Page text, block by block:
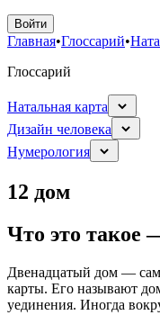
Войти
Главная•Глоссарий•
Глоссарий
Натальная карта
Дизайн человека
Нумерология
12 дом
Что это такое
Двенадцатый дом —
карты. Его называют
уединения. Иногда